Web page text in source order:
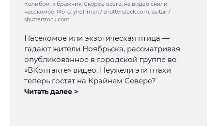
Колибри и бражник. Скорее всего, на видео сняли
насекомое. Фото: yhelfman / shutterstock.com, aaltair /
shutterstock.com
Насекомое или экзотическая птица —
гадают жители Ноябрьска, рассматривая
опубликованное в городской группе во
«ВКонтакте» видео. Неужели эти птахи
теперь гостят на Крайнем Севере?
Читать далее >